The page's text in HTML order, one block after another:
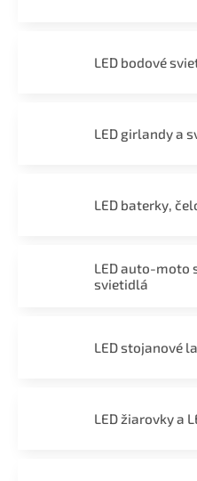
LED bodové
LED girlandy a
LED baterky,
LED auto-moto
svietidlá
LED stojanové
LED žiarovky a